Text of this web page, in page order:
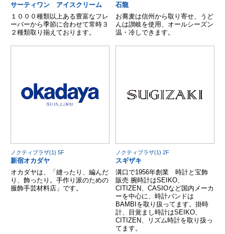
サーティワン アイスクリーム
１０００種類以上ある豊富なフレ
ーバーから季節に合わせて常時３
２種類取り揃えております。
石龍
お蕎麦は信州から取り寄せ、うど
んは讃岐を使用、オールシーズン
温・冷しできます。
ノクティプラザ(1) 5F
新宿オカダヤ
オカダヤは、「縫ったり、編んだ
り、飾ったり。手作り派のための
服飾手芸材料店」です。
ノクティプラザ(1) 2F
スギザキ
溝口で1956年創業 時計と宝飾
販売 腕時計はSEIKO、
CITIZEN、CASIOなど国内メーカ
ーを中心に、時計バンドは
BAMBIを取り扱ってます。掛時
計、目覚まし時計はSEIKO、
CITIZEN、リズム時計を取り扱っ
てます。